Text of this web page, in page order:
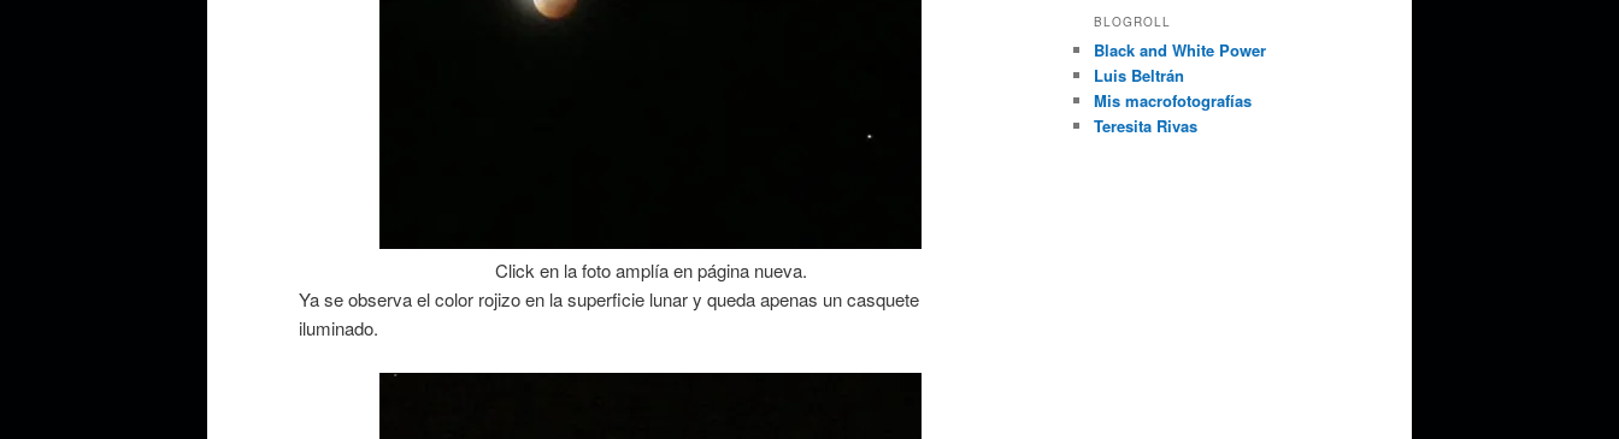
Click en la foto amplía en página nueva.
Ya se observa el color rojizo en la superficie lunar y queda apenas un casquete
iluminado.
BLOGROLL
Black and White Power
Luis Beltrán
Mis macrofotografías
Teresita Rivas